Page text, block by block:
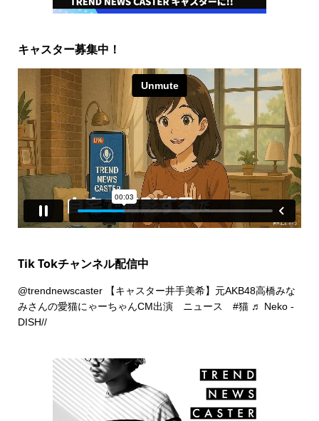
キャスター募集中！
Tik Tokチャンネル配信中
@trendnewscaster【キャスター井手美希】元AKB48高橋みな
みさんの愛猫にゃーちゃんCM出演 ニュース #猫 ♬ Neko -
DISH//